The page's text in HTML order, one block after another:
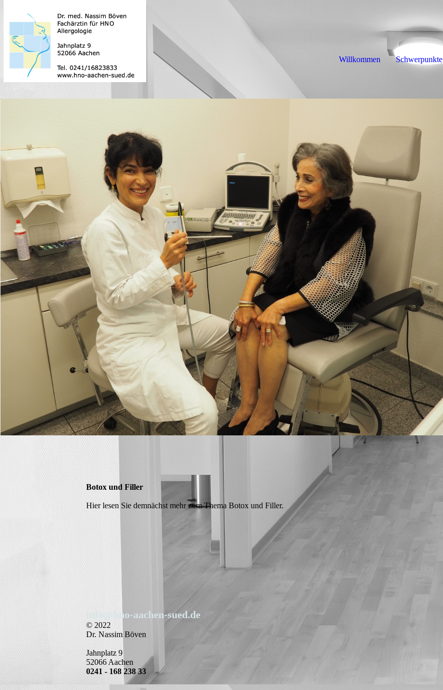
Willkommen Schwerpunkte
Botox und Filler
Hier lesen Sie demnächst mehr zum Thema Botox und Filler.
info@hno-aachen-sued.de
© 2022
Dr. Nassim Böven
Jahnplatz 9
52066 Aachen
0241 - 168 238 33